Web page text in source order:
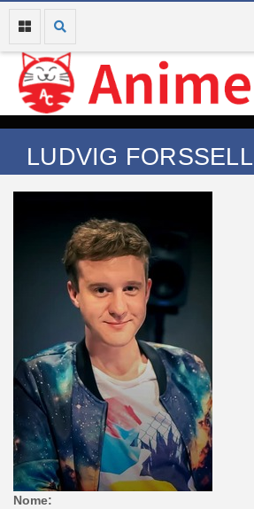
LUDVIG FORSSELL
Nome: